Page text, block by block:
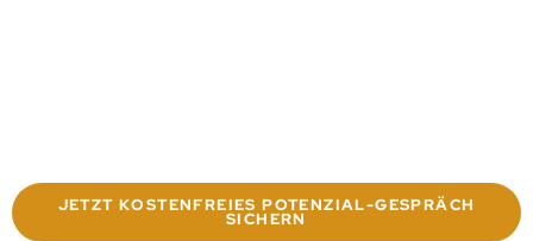
JETZT KOSTENFREIES POTENZIAL-GESPRÄCH
SICHERN